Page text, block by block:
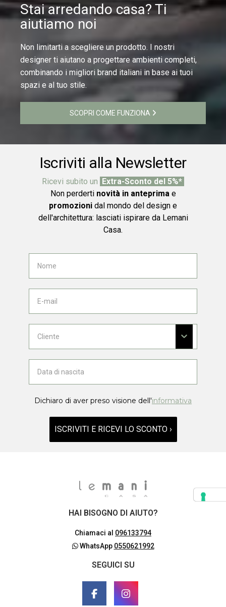
Stai arredando casa? Ti
aiutiamo noi
Non limitarti a scegliere un prodotto. I nostri
designer ti aiutano a progettare ambienti completi,
combinando i migliori brand italiani in base ai tuoi
spazi e al tuo stile.
SCOPRI COME FUNZIONA
Iscriviti alla Newsletter
Ricevi subito un Extra-Sconto del 5%*
Non perderti novità in anteprimae
promozioni dal mondo del design e
dell'architettura: lasciati ispirare da Lemani
Casa.
Dichiaro di aver preso visione dell'informativa
ISCRIVITI E RICEVI LO SCONTO ›
HAI BISOGNO DI AIUTO?
Chiamaci al 096133794
WhatsApp 0550621992
SEGUICI SU